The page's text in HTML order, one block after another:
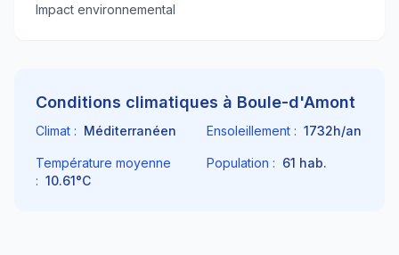
Impact environnemental
Conditions climatiques à Boule-d'Amont
Climat : Méditerranéen Ensoleillement : 1732h/an
Température moyenne
: 10.61°C
Population : 61 hab.